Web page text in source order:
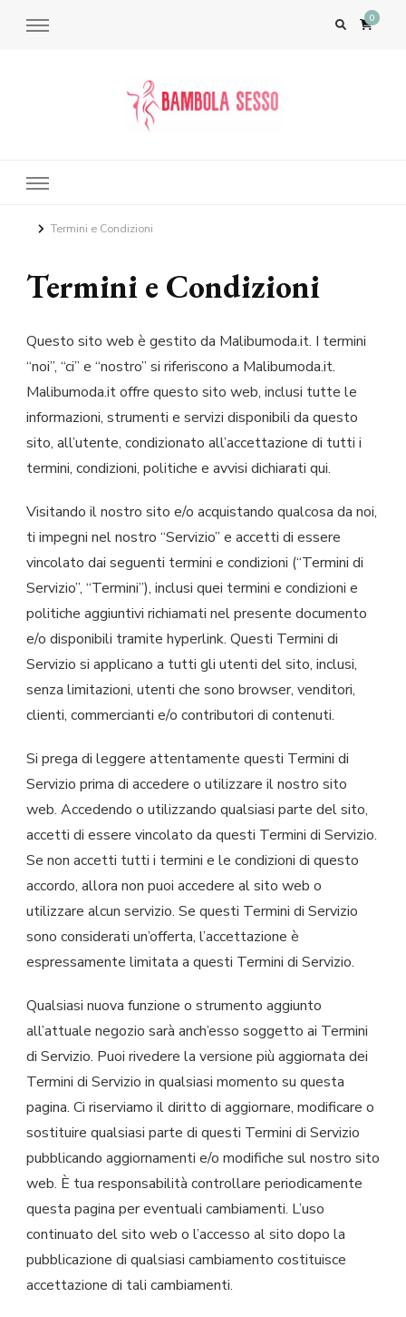
0
Termini e Condizioni
Termini e Condizioni
Questo sito web è gestito da Malibumoda.it. I termini
“noi”, “ci” e “nostro” si riferiscono a Malibumoda.it.
Malibumoda.it offre questo sito web, inclusi tutte le
informazioni, strumenti e servizi disponibili da questo
sito, all’utente, condizionato all’accettazione di tutti i
termini, condizioni, politiche e avvisi dichiarati qui.
Visitando il nostro sito e/o acquistando qualcosa da noi,
ti impegni nel nostro “Servizio” e accetti di essere
vincolato dai seguenti termini e condizioni (“Termini di
Servizio”, “Termini”), inclusi quei termini e condizioni e
politiche aggiuntivi richiamati nel presente documento
e/o disponibili tramite hyperlink. Questi Termini di
Servizio si applicano a tutti gli utenti del sito, inclusi,
senza limitazioni, utenti che sono browser, venditori,
clienti, commercianti e/o contributori di contenuti.
Si prega di leggere attentamente questi Termini di
Servizio prima di accedere o utilizzare il nostro sito
web. Accedendo o utilizzando qualsiasi parte del sito,
accetti di essere vincolato da questi Termini di Servizio.
Se non accetti tutti i termini e le condizioni di questo
accordo, allora non puoi accedere al sito web o
utilizzare alcun servizio. Se questi Termini di Servizio
sono considerati un’offerta, l’accettazione è
espressamente limitata a questi Termini di Servizio.
Qualsiasi nuova funzione o strumento aggiunto
all’attuale negozio sarà anch’esso soggetto ai Termini
di Servizio. Puoi rivedere la versione più aggiornata dei
Termini di Servizio in qualsiasi momento su questa
pagina. Ci riserviamo il diritto di aggiornare, modificare o
sostituire qualsiasi parte di questi Termini di Servizio
pubblicando aggiornamenti e/o modifiche sul nostro sito
web. È tua responsabilità controllare periodicamente
questa pagina per eventuali cambiamenti. L’uso
continuato del sito web o l’accesso al sito dopo la
pubblicazione di qualsiasi cambiamento costituisce
accettazione di tali cambiamenti.